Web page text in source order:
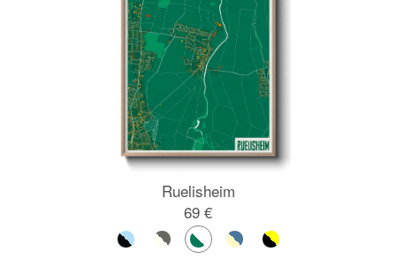
Ruelisheim
69 €